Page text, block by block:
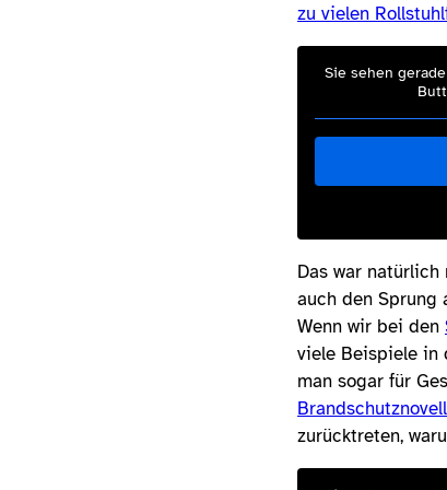
zu vielen
Sie sehen
Das war
auch den Sprung
Wenn wir bei den
viele Beispiele in
man sogar für
zurücktreten,